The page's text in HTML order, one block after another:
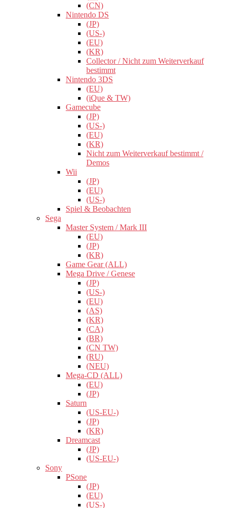
(CN)
Nintendo DS
(JP)
(US-)
(EU)
(KR)
Collector / Nicht zum Weiterverkauf
bestimmt
Nintendo 3DS
(EU)
(iQue & TW)
Gamecube
(JP)
(US-)
(EU)
(KR)
Nicht zum Weiterverkauf bestimmt /
Demos
Wii
(JP)
(EU)
(US-)
Spiel & Beobachten
Sega
Master System / Mark III
(EU)
(JP)
(KR)
Game Gear (ALL)
Mega Drive / Genese
(JP)
(US-)
(EU)
(AS)
(KR)
(CA)
(BR)
(CN TW)
(RU)
(NEU)
Mega-CD (ALL)
(EU)
(JP)
Saturn
(US-EU-)
(JP)
(KR)
Dreamcast
(JP)
(US-EU-)
Sony
PSone
(JP)
(EU)
(US-)